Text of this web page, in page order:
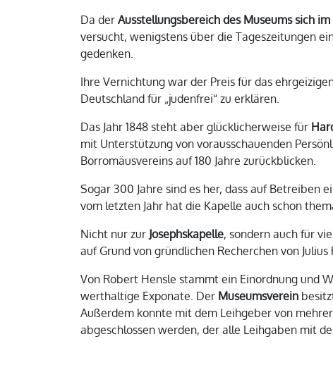
Da der Ausstellungsbereich des Museums sich
versucht, wenigstens über die Tageszeitungen
Ihre Vernichtung war der Preis für das
Deutschland für „judenfrei“ zu erklären.
Das Jahr 1848 steht aber glücklicherweise für
mit Unterstützung von vorausschauenden
Borromäusvereins auf 180 Jahre zurückblicken.
Sogar 300 Jahre sind es her, dass auf Betreiben
vom letzten Jahr hat die Kapelle auch schon
Nicht nur zur Josephskapelle, sondern auch für
auf Grund von gründlichen Recherchen von
Von Robert Hensle stammt ein Einordnung und
werthaltige Exponate. Der Museumsverein
Außerdem konnte mit dem Leihgeber von
abgeschlossen werden, der alle Leihgaben mit